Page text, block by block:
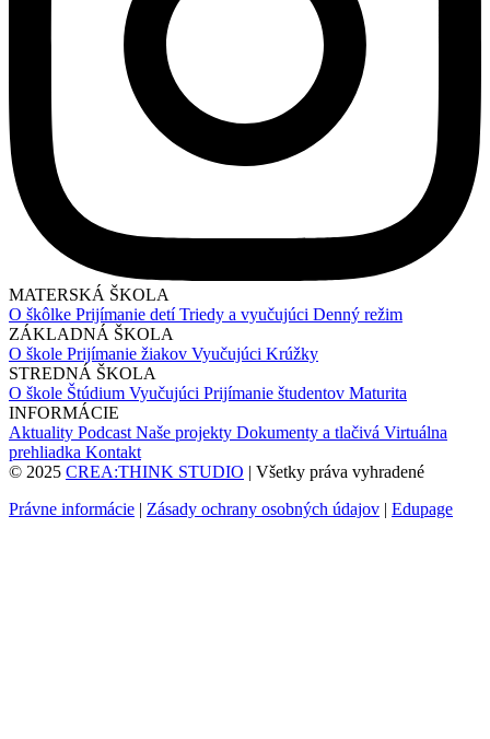
MATERSKÁ ŠKOLA
O škôlke Prijímanie detíTriedy a vyučujúci Denný režim
ZÁKLADNÁ ŠKOLA
O škole Prijímanie žiakov Vyučujúci Krúžky
STREDNÁ ŠKOLA
O škole Štúdium Vyučujúci Prijímanie študentov Maturita
INFORMÁCIE
Aktuality Podcast Naše projekty Dokumenty a tlačivá Virtuálna
prehliadka Kontakt
© 2025 CREA:THINK STUDIO | Všetky práva vyhradené
Právne informácie | Zásady ochrany osobných údajov | Edupage